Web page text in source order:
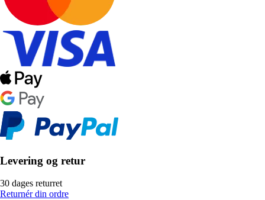
Levering og retur
30 dages returret
Returnér din ordre